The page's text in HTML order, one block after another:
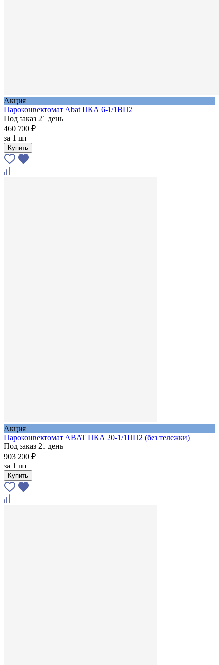
Акция
Пароконвектомат Abat ПКА 6-1/1ВП2
Под заказ 21 день
460 700 ₽
за 1 шт
Купить
Акция
Пароконвектомат ABAT ПКА 20-1/1ПП2 (без тележки)
Под заказ 21 день
903 200 ₽
за 1 шт
Купить